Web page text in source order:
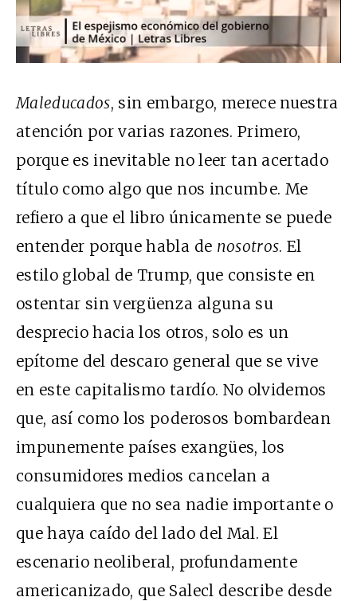
Maleducados, sin embargo, merece nuestra
atención por varias razones. Primero,
porque es inevitable no leer tan acertado
título como algo que nos incumbe. Me
refiero a que el libro únicamente se puede
entender porque habla de nosotros. El
estilo global de Trump, que consiste en
ostentar sin vergüenza alguna su
desprecio hacia los otros, solo es un
epítome del descaro general que se vive
en este capitalismo tardío. No olvidemos
que, así como los poderosos bombardean
impunemente países exangües, los
consumidores medios cancelan a
cualquiera que no sea nadie importante o
que haya caído del lado del Mal. El
escenario neoliberal, profundamente
americanizado, que Salecl describe desde